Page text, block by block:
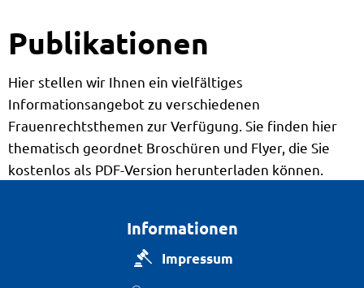
Publikationen
Hier stellen wir Ihnen ein vielfältiges
Informationsangebot zu verschiedenen
Frauenrechtsthemen zur Verfügung. Sie finden hier
thematisch geordnet Broschüren und Flyer, die Sie
kostenlos als PDF-Version herunterladen können.
Informationen
Impressum